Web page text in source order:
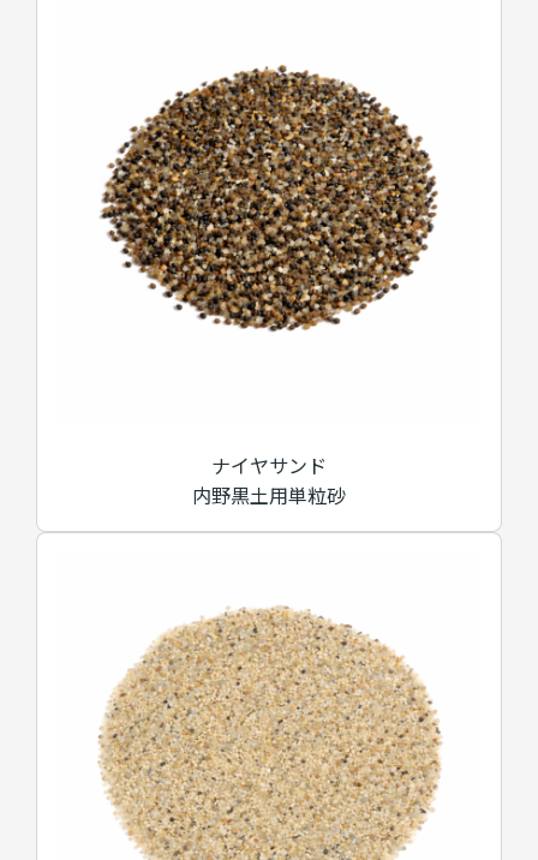
ナイヤサンド
内野黒土用単粒砂